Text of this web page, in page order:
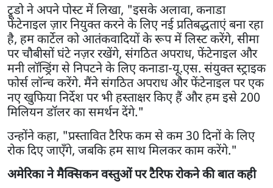
ट्रूडो ने अपने पोस्ट में लिखा, "इसके अलावा, कनाडा
फेंटेनाइल ज़ार नियुक्त करने के लिए नई प्रतिबद्धताएं बना रहा
है, हम कार्टेल को आतंकवादियों के रूप में लिस्ट करेंगे, सीमा
पर चौबीसों घंटे नज़र रखेंगे, संगठित अपराध, फेंटेनाइल और
मनी लॉन्ड्रिंग से निपटने के लिए कनाडा-यू.एस. संयुक्त स्ट्राइक
फोर्स लॉन्च करेंगे. मैंने संगठित अपराध और फेंटेनाइल पर एक
नए खुफिया निर्देश पर भी हस्ताक्षर किए हैं और हम इसे 200
मिलियन डॉलर का समर्थन देंगे."
उन्होंने कहा, "प्रस्तावित टैरिफ कम से कम 30 दिनों के लिए
रोक दिए जाएँगे, जबकि हम साथ मिलकर काम करेंगे."
अमेरिका ने मैक्सिकन वस्तुओं पर टैरिफ रोकने की बात कही